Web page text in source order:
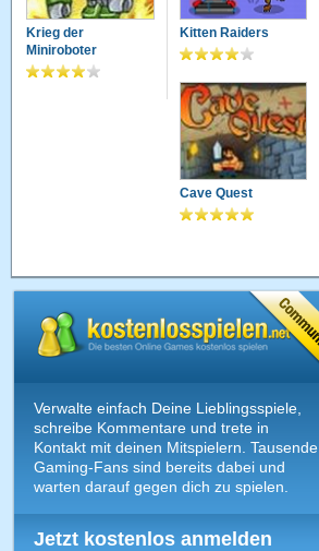
Krieg der
Miniroboter
Kitten Raiders
Cave Quest
Verwalte einfach Deine Lieblingsspiele,
schreibe Kommentare und trete in
Kontakt mit deinen Mitspielern. Tausende
Gaming-Fans sind bereits dabei und
warten darauf gegen dich zu spielen.
Jetzt kostenlos anmelden